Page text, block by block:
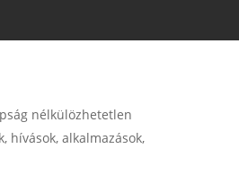
nélkülözhetetlen
hívások, alkalmazások,